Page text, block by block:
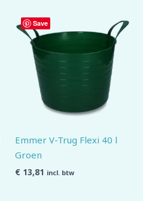
Save
Emmer V-Trug Flexi 40 l
Groen
€ 13,81 incl. btw